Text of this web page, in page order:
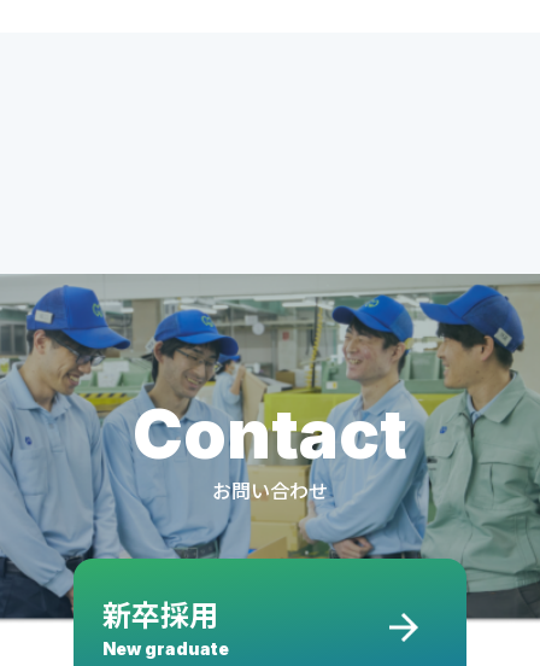
Contact
お問い合わせ
新卒採用
New graduate